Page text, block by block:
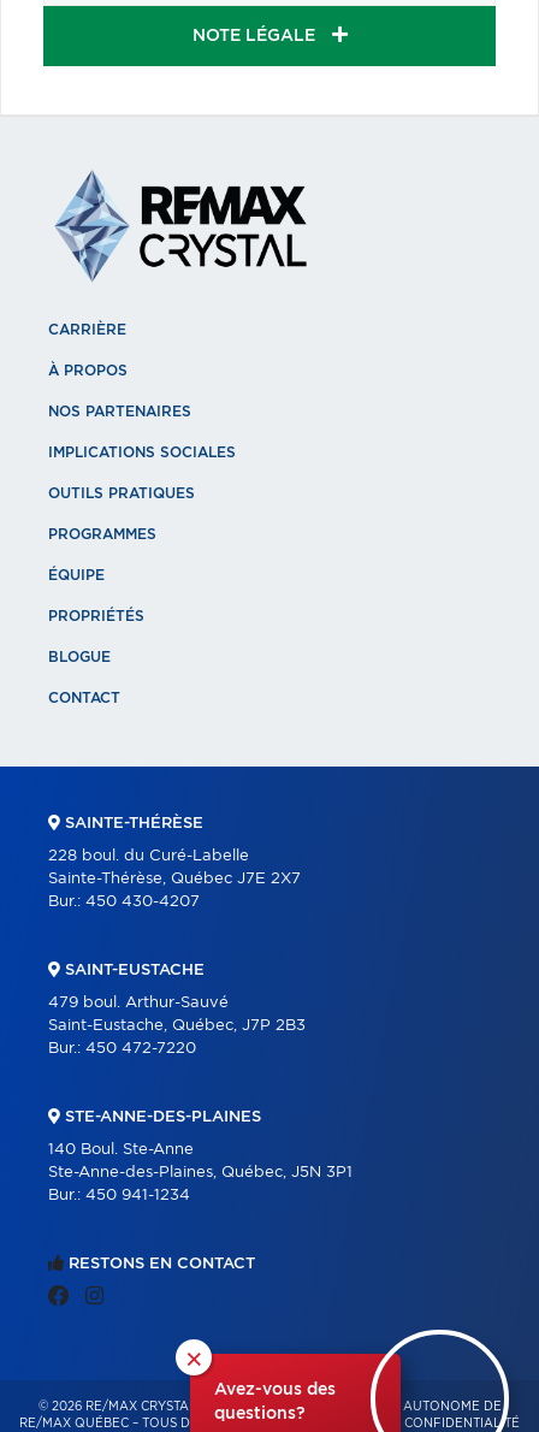
NOTE LÉGALE
×
Avez-vous des
questions?
CARRIÈRE
À PROPOS
NOS PARTENAIRES
IMPLICATIONS SOCIALES
OUTILS PRATIQUES
PROGRAMMES
ÉQUIPE
PROPRIÉTÉS
BLOGUE
CONTACT
RESTONS EN CONTACT
SAINTE-THÉRÈSE
228 boul. du Curé-Labelle
Sainte-Thérèse, Québec J7E 2X7
Bur.: 450 430-4207
SAINT-EUSTACHE
479 boul. Arthur-Sauvé
Saint-Eustache, Québec, J7P 2B3
Bur.: 450 472-7220
STE-ANNE-DES-PLAINES
140 Boul. Ste-Anne
Ste-Anne-des-Plaines, Québec, J5N 3P1
Bur.: 450 941-1234
© 2026 RE/MAX CRYSTAL – FRANCHISÉ INDÉPENDANT ET AUTONOME DE
RE/MAX QUÉBEC – TOUS DROITS RÉSERVÉS -
POLITIQUE DE CONFIDENTIALITÉ